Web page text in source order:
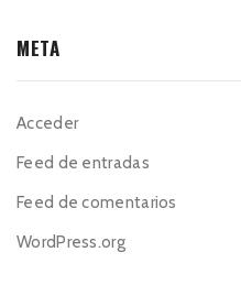
META
Acceder
Feed de entradas
Feed de comentarios
WordPress.org